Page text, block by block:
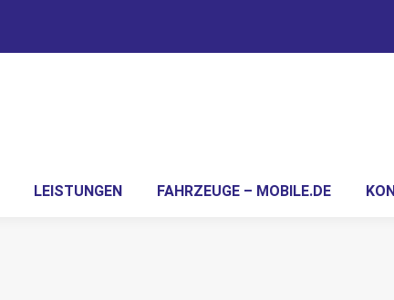
LEISTUNGEN FAHRZEUGE – MOBILE.DE